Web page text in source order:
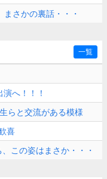
まさかの裏話・・・
一覧
へ！！！
らと交流がある模様
喜
この姿はまさか・・・